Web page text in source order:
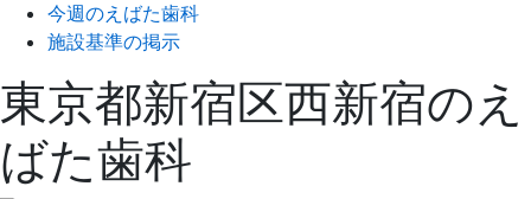
今週のえばた歯科
施設基準の掲示
東京都新宿区西新宿のえ
ばた歯科